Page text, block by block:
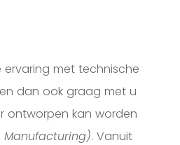
ervaring met technische
dan ook graag met u
ontworpen kan worden
Manufacturing). Vanuit